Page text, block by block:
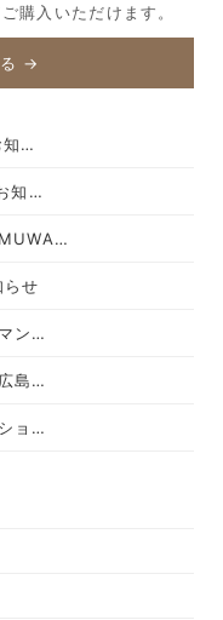
入いただけます。
→
知…
知…
せ
ン…
島…
ョ…